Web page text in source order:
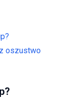
oszustwo